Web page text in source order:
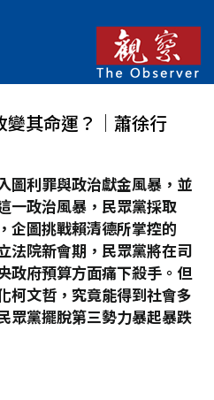
變其命運？│蕭徐行
圖利罪與政治獻金風暴，並
一政治風暴，民眾黨採取
企圖挑戰賴清德所掌控的
法院新會期，民眾黨將在司
政府預算方面痛下殺手。但
柯文哲，究竟能得到社會多
眾黨擺脫第三勢力暴起暴跌